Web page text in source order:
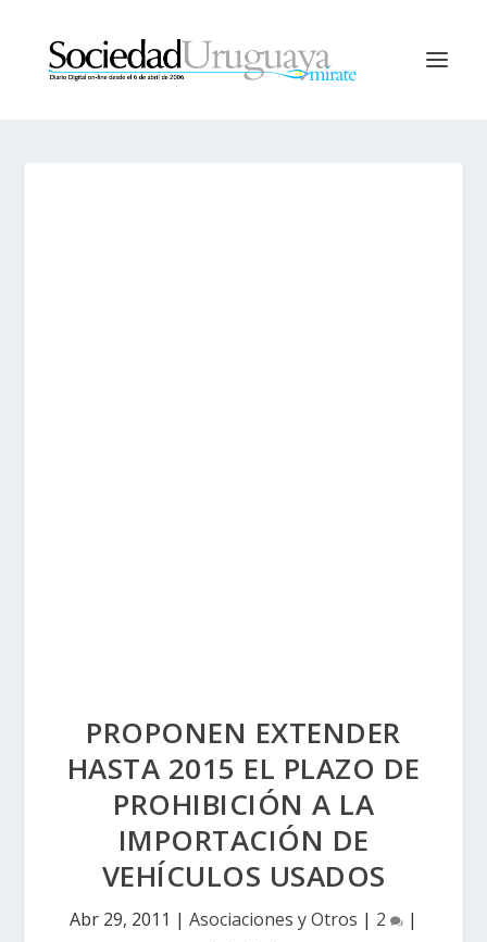
PROPONEN EXTENDER
HASTA 2015 EL PLAZO DE
PROHIBICIÓN A LA
IMPORTACIÓN DE
VEHÍCULOS USADOS
Abr 29, 2011 | Asociaciones y Otros | 2 |